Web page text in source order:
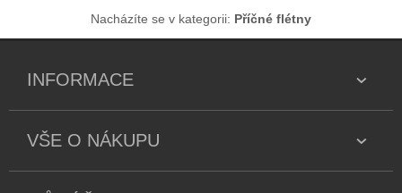
Nacházíte se v kategorii: Příčné flétny
INFORMACE
VŠE O NÁKUPU